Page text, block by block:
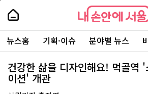
본
로
가
내
손
안
에
서
울
-
서
울
시
내
손
에
울
주
요
서
뉴스홈 기획·이슈 분야별 뉴스
건강한 삶을 디자인해요! 먹골역
이션' 개관
페
상
단
로